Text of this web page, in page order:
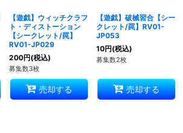
【遊戯】ウィッチクラフ
ト・ディストーション
【シークレット/罠】
RV01-JP029
200円(税込)
募集数3枚
売却する
【遊戯】破械習合【シー
クレット/罠】RV01-
JP053
10円(税込)
募集数2枚
売却する